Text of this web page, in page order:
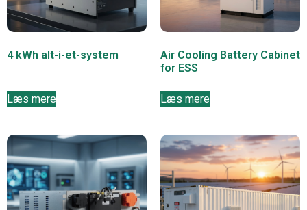
4 kWh alt-i-et-system
Læs mere
Air Cooling Battery Cabinet
for ESS
Læs mere